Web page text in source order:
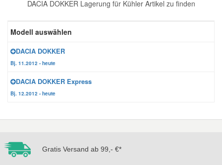
DACIA DOKKER Lagerung für Kühler Artikel zu finden
Modell auswählen
DACIA DOKKER
Bj. 11.2012 - heute
DACIA DOKKER Express
Bj. 12.2012 - heute
Gratis Versand ab 99,- €*
Zündanlage und Glühanlage
Jeep Ersatzteile